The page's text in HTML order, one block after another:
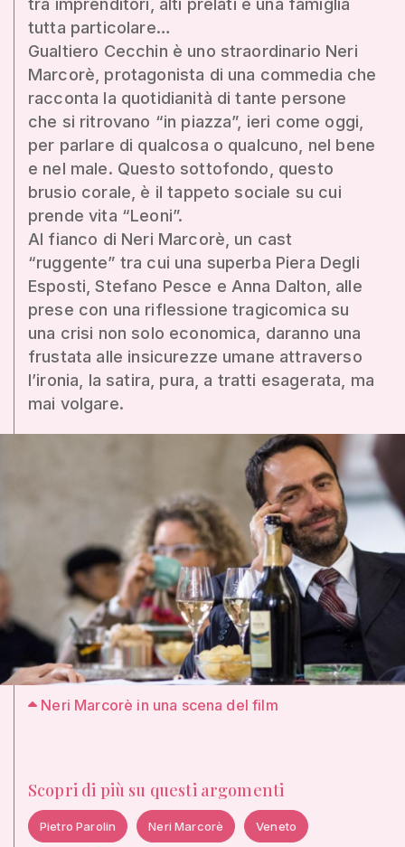
tra imprenditori, alti prelati e una famiglia
tutta particolare…
Gualtiero Cecchin è uno straordinario Neri
Marcorè, protagonista di una commedia che
racconta la quotidianità di tante persone
che si ritrovano “in piazza”, ieri come oggi,
per parlare di qualcosa o qualcuno, nel bene
e nel male. Questo sottofondo, questo
brusio corale, è il tappeto sociale su cui
prende vita “Leoni”.
Al fianco di Neri Marcorè, un cast
“ruggente” tra cui una superba Piera Degli
Esposti, Stefano Pesce e Anna Dalton, alle
prese con una riflessione tragicomica su
una crisi non solo economica, daranno una
frustata alle insicurezze umane attraverso
l’ironia, la satira, pura, a tratti esagerata, ma
mai volgare.
Neri Marcorè in una scena del film
Scopri di più su questi argomenti
Pietro Parolin Neri Marcorè Veneto